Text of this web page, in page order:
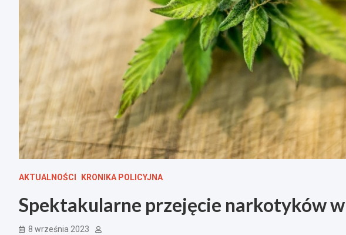
AKTUALNOŚCI KRONIKA POLICYJNA
Spektakularne przejęcie narkotyków
8 września 2023